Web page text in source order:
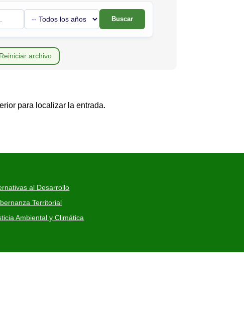
Buscar
Reiniciar archivo
para localizar la entrada.
al Desarrollo
Territorial
Ambiental y Climática